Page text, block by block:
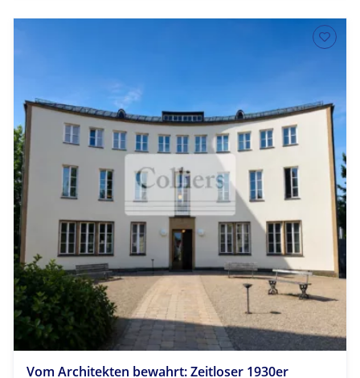
Vom Architekten bewahrt: Zeitloser 1930er